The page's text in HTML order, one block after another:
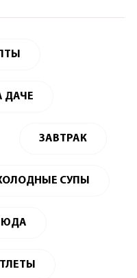
ДАЧЕ
ЗАВТРАК
СУПЫ